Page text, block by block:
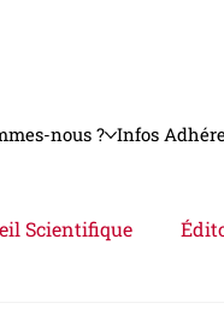
nous ? Infos
Scientifique